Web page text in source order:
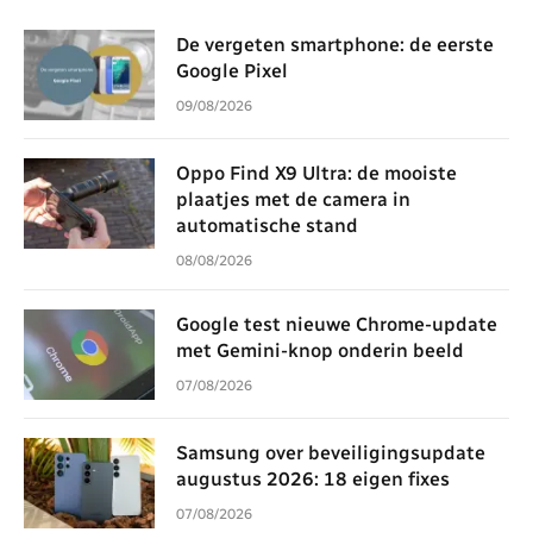
De vergeten smartphone: de eerste
Google Pixel
09/08/2026
Oppo Find X9 Ultra: de mooiste
plaatjes met de camera in
automatische stand
08/08/2026
Google test nieuwe Chrome-update
met Gemini-knop onderin beeld
07/08/2026
Samsung over beveiligingsupdate
augustus 2026: 18 eigen fixes
07/08/2026